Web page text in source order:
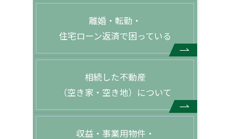
離婚・転勤・
住宅ローン返済で困っている
相続した不動産
（空き家・空き地）について
収益・事業用物件・